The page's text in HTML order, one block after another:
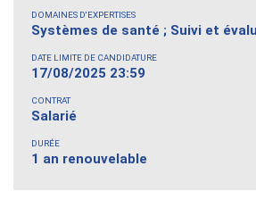
DOMAINES D'EXPERTISES
Systèmes de santé ; Suivi et
DATE LIMITE DE CANDIDATURE
17/08/2025 23:59
CONTRAT
Salarié
DURÉE
1 an renouvelable